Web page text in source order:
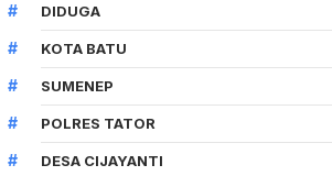
DIDUGA
KOTA BATU
SUMENEP
POLRES TATOR
DESA CIJAYANTI